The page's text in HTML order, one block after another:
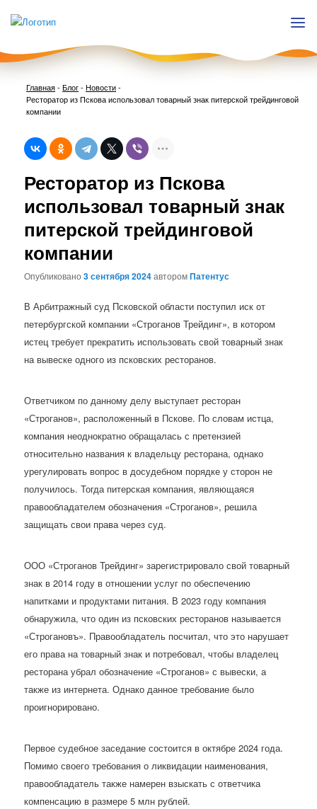
Главная-Блог- Новости-
Ресторатор из Пскова использовал товарный знак питерской трейдинговой
компании
Ресторатор из Пскова
использовал товарный знак
питерской трейдинговой
компании
Опубликовано3 сентября 2024авторомПатентус
В Арбитражный суд Псковской области поступил иск от
петербургской компании «Строганов Трейдинг», в котором
истец требует прекратить использовать свой товарный знак
на вывеске одного из псковских ресторанов.
Ответчиком по данному делу выступает ресторан
«Строганов», расположенный в Пскове. По словам истца,
компания неоднократно обращалась с претензией
относительно названия к владельцу ресторана, однако
урегулировать вопрос в досудебном порядке у сторон не
получилось. Тогда питерская компания, являющаяся
правообладателем обозначения «Строганов», решила
защищать свои права через суд.
ООО «Строганов Трейдинг» зарегистрировало свой товарный
знак в 2014 году в отношении услуг по обеспечению
напитками и продуктами питания. В 2023 году компания
обнаружила, что один из псковских ресторанов называется
«Строгановъ». Правообладатель посчитал, что это нарушает
его права на товарный знак и потребовал, чтобы владелец
ресторана убрал обозначение «Строганов» с вывески, а
также из интернета. Однако данное требование было
проигнорировано.
Первое судебное заседание состоится в октябре 2024 года.
Помимо своего требования о ликвидации наименования,
правообладатель также намерен взыскать с ответчика
компенсацию в размере 5 млн рублей.